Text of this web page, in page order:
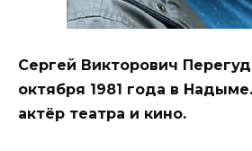
Сергей Викторович
октября 1981 года в
актёр театра и кино.